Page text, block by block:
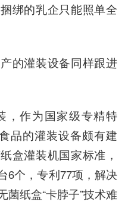
绑的乳企只能照单全
的灌装设备同样跟进
，作为国家级专精特
品的灌装设备颇有建
盒灌装机国家标准，
6个，专利77项，解决
菌纸盒“卡脖子”技术难